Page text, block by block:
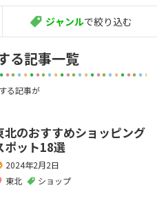
ジャンルで絞り込む
る記事一覧
る記事が
北のおすすめショッピング
ポット18選
2024年2月2日
東北
ショップ